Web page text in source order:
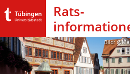
Rats­
Bild: